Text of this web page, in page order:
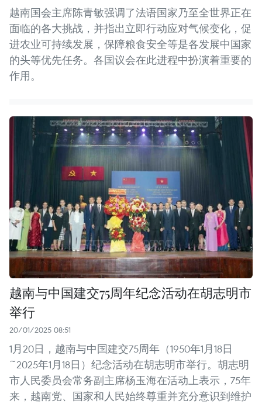
越南国会主席陈青敏强调了法语国家乃至全世界正在
面临的各大挑战，并指出立即行动应对气候变化，促
进农业可持续发展，保障粮食安全等是各发展中国家
的头等优先任务。各国议会在此进程中扮演着重要的
作用。
越南与中国建交75周年纪念活动在胡志明市
举行
20/01/2025 08:51
1月20日，越南与中国建交75周年（1950年1月18日
~2025年1月18日）纪念活动在胡志明市举行。胡志明
市人民委员会常务副主席杨玉海在活动上表示，75年
来，越南党、国家和人民始终尊重并充分意识到维护